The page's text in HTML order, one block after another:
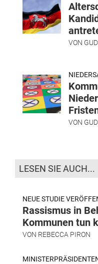
VON
VON
LESEN SIE AUCH...
NEUE STUDIE
Rassismus in
Kommunen tun
VON REBECCA PIRON